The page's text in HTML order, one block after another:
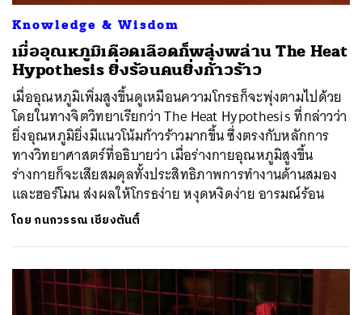
Knowledge & Wisdom
เมื่ออุณหภูมิเดือดเลือดก็พลุ่งพล่าน The Heat
Hypothesis ยิ่งร้อนคนยิ่งก้าวร้าว
เมื่ออุณหภูมิเพิ่มสูงขึ้นดูเหมือนความโกรธก็จะพุ่งตามไปด้วย
โดยในทางจิตวิทยาเรียกว่า The Heat Hypothesis ที่กล่าวว่า
ยิ่งอุณหภูมิยิ่งมีแนวโน้มก้าวร้าวมากขึ้น ซึ่งตรงกับหลักการ
ทางวิทยาศาสตร์ที่อธิบายว่า เมื่อร่างกายอุณหภูมิสูงขึ้น
ร่างกายก็จะเสียสมดุลทั้งประสิทธิภาพการทำงานด้านสมอง
และฮอร์โมน ส่งผลให้โกรธง่าย หงุดหงิดง่าย อารมณ์ร้อน
โดย กนกวรรณ เชียงตันติ์